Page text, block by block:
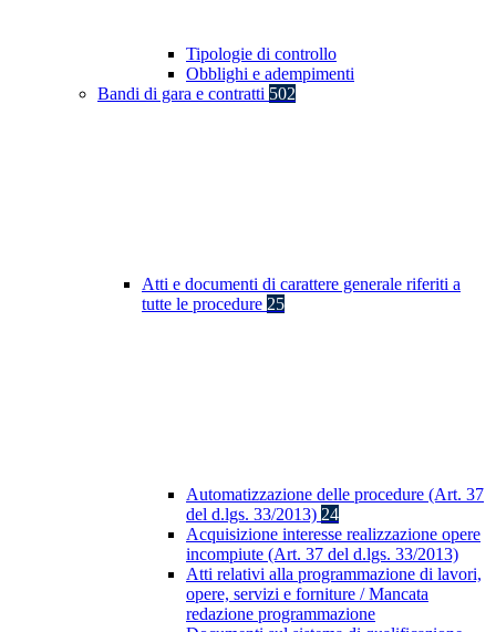
Tipologie di controllo
Obblighi e adempimenti
Bandi di gara e contratti 502
Atti e documenti di carattere generale riferiti a
tutte le procedure 25
Automatizzazione delle procedure (Art. 37
del d.lgs. 33/2013) 24
Acquisizione interesse realizzazione opere
incompiute (Art. 37 del d.lgs. 33/2013)
Atti relativi alla programmazione di lavori,
opere, servizi e forniture / Mancata
redazione programmazione